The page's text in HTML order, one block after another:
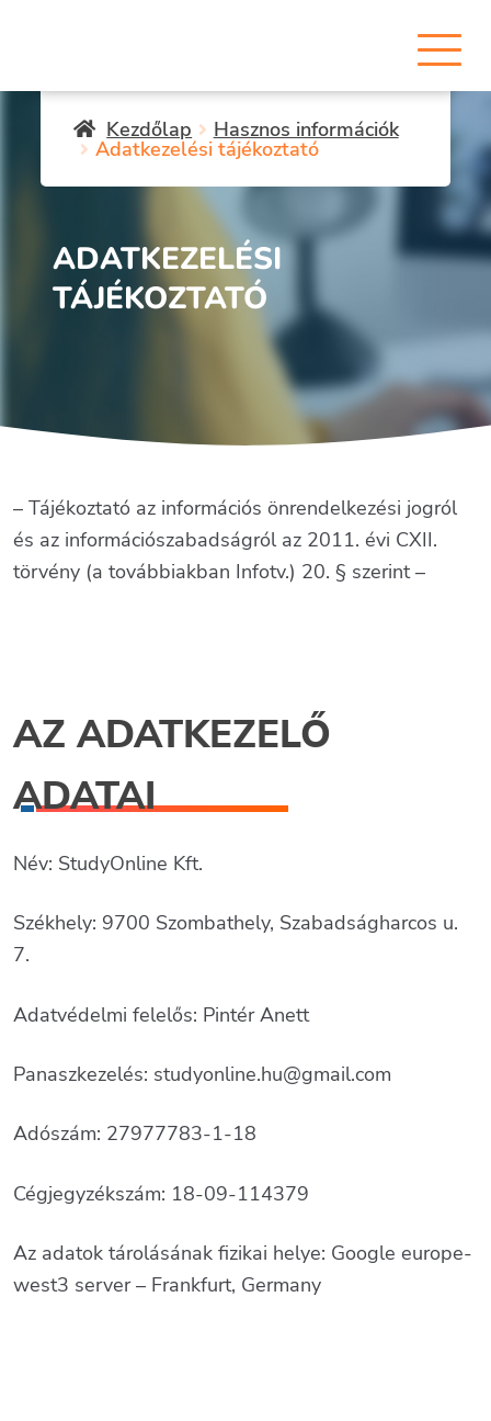
Kezdőlap Hasznos információk
Adatkezelési tájékoztató
ADATKEZELÉSI
TÁJÉKOZTATÓ
– Tájékoztató az információs önrendelkezési jogról
és az információszabadságról az 2011. évi CXII.
törvény (a továbbiakban Infotv.) 20. § szerint –
AZ ADATKEZELŐ
ADATAI
Név: StudyOnline Kft.
Székhely: 9700 Szombathely, Szabadságharcos u.
7.
Adatvédelmi felelős: Pintér Anett
Panaszkezelés: studyonline.hu@gmail.com
Adószám: 27977783-1-18
Cégjegyzékszám: 18-09-114379
Az adatok tárolásának fizikai helye: Google europe-
west3 server – Frankfurt, Germany